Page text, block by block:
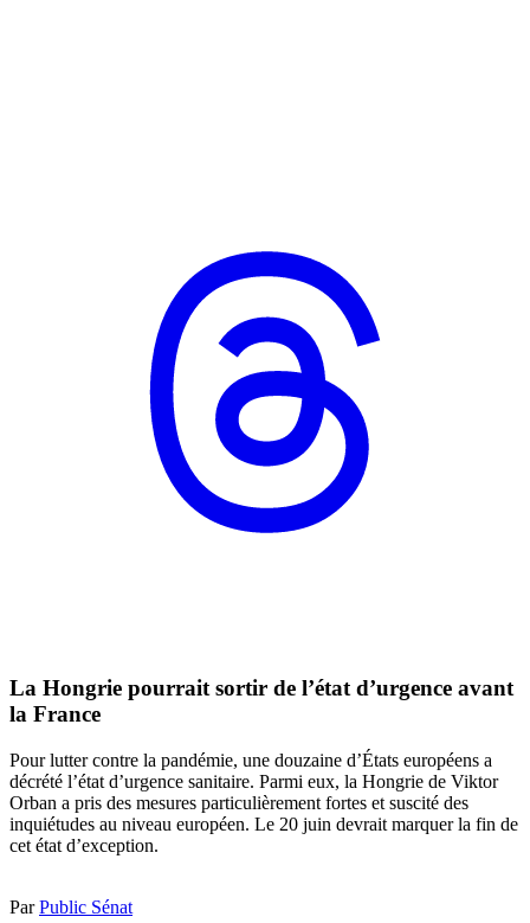
La Hongrie pourrait sortir de l’état d’urgence avant
la France
Pour lutter contre la pandémie, une douzaine d’États européens a
décrété l’état d’urgence sanitaire. Parmi eux, la Hongrie de Viktor
Orban a pris des mesures particulièrement fortes et suscité des
inquiétudes au niveau européen. Le 20 juin devrait marquer la fin de
cet état d’exception.
ParPublic Sénat